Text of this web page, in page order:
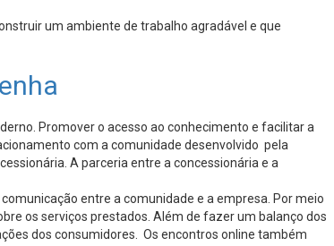
um ambiente de trabalho agradável e que
Promover o acesso ao conhecimento e facilitar a
com a comunidade desenvolvido pela
A parceria entre a concessionária e a
entre a comunidade e a empresa. Por meio
os serviços prestados. Além de fazer um balanço dos
dos consumidores. Os encontros online também